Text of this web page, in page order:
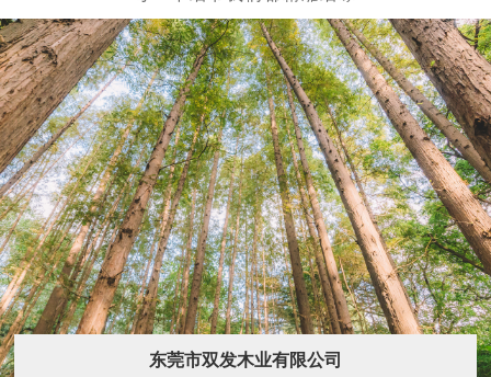
东莞市双发木业有限公司